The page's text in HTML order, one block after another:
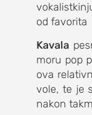
od favorita
Kavala
moru pop
ova
vole, te je
nakon